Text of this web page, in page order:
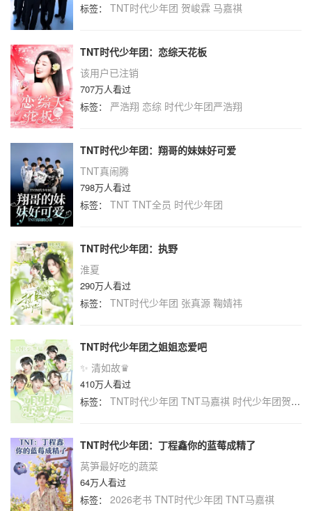
标签： TNT时代少年团 贺峻霖 马嘉祺
TNT时代少年团：恋综天花板
该用户已注销
707万人看过
标签： 严浩翔 恋综 时代少年团严浩翔
TNT时代少年团：翔哥的妹妹好可爱
TNT真闹腾
798万人看过
标签： TNT TNT全员 时代少年团
TNT时代少年团：执野
淮夏
290万人看过
标签： TNT时代少年团 张真源 鞠婧祎
TNT时代少年团之姐姐恋爱吧
✨ 清如故♛
410万人看过
标签： TNT时代少年团 TNT马嘉祺 时代少年团贺骏霖
TNT时代少年团：丁程鑫你的蓝莓成精了
莴笋最好吃的蔬菜
64万人看过
标签： 2026老书 TNT时代少年团 TNT马嘉祺